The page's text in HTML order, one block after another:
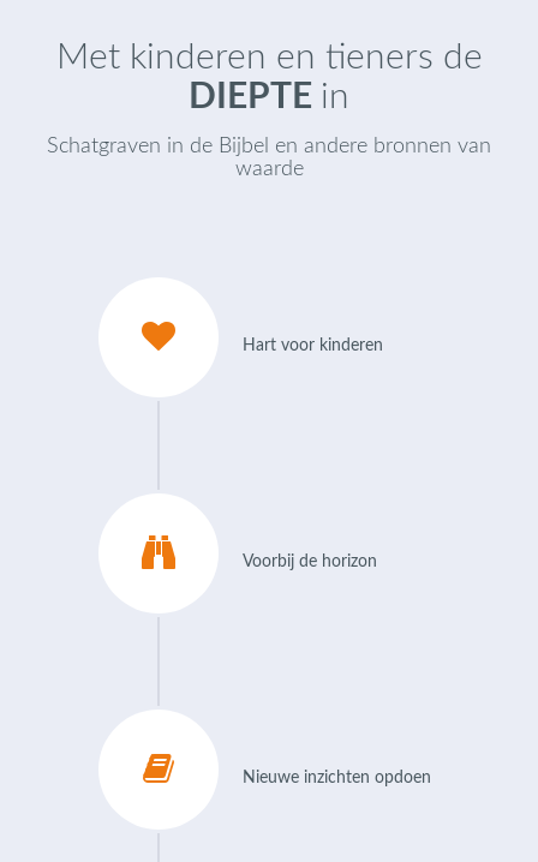
Met kinderen en tieners de
DIEPTE in
Schatgraven in de Bijbel en andere bronnen van
waarde
Hart voor kinderen
Voorbij de horizon
Nieuwe inzichten opdoen